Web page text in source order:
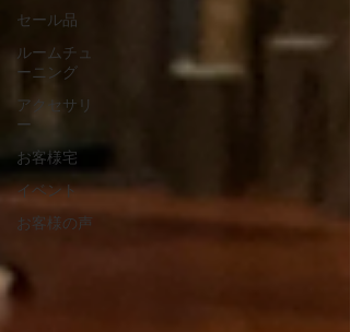
セール品
ルームチュ
ーニング
アクセサリ
ー
お客様宅
イベント
お客様の声